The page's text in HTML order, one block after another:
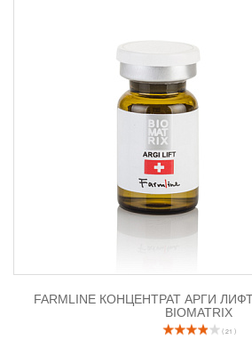
FARMLINE КОНЦЕНТРАТ АРГИ
BIOMATRIX
( 21 )